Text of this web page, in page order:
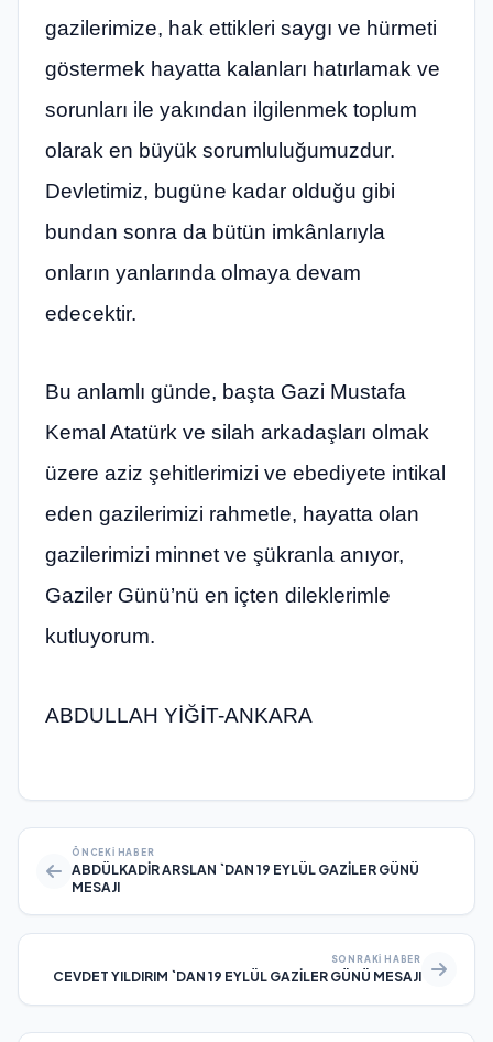
gazilerimize, hak ettikleri saygı ve hürmeti
göstermek hayatta kalanları hatırlamak ve
sorunları ile yakından ilgilenmek toplum
olarak en büyük sorumluluğumuzdur.
Devletimiz, bugüne kadar olduğu gibi
bundan sonra da bütün imkânlarıyla
onların yanlarında olmaya devam
edecektir.
Bu anlamlı günde, başta Gazi Mustafa
Kemal Atatürk ve silah arkadaşları olmak
üzere aziz şehitlerimizi ve ebediyete intikal
eden gazilerimizi rahmetle, hayatta olan
gazilerimizi minnet ve şükranla anıyor,
Gaziler Günü’nü en içten dileklerimle
kutluyorum.
ABDULLAH YİĞİT-ANKARA
ÖNCEKI HABER
ABDÜLKADİR ARSLAN `DAN 19 EYLÜL GAZİLER GÜNÜ
MESAJI
SONRAKI HABER
CEVDET YILDIRIM `DAN 19 EYLÜL GAZİLER GÜNÜ MESAJI